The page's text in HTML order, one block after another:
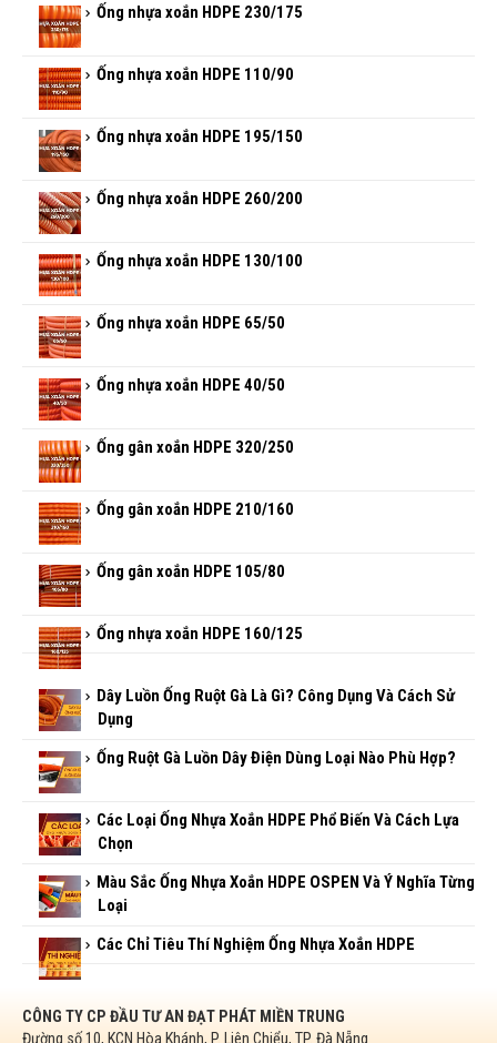
Ống nhựa xoắn HDPE 230/175
Ống nhựa xoắn HDPE 110/90
Ống nhựa xoắn HDPE 195/150
Ống nhựa xoắn HDPE 260/200
Ống nhựa xoắn HDPE 130/100
Ống nhựa xoắn HDPE 65/50
Ống nhựa xoắn HDPE 40/50
Ống gân xoắn HDPE 320/250
Ống gân xoắn HDPE 210/160
Ống gân xoắn HDPE 105/80
Ống nhựa xoắn HDPE 160/125
Dây Luồn Ống Ruột Gà Là Gì? Công Dụng Và Cách Sử
Dụng
Ống Ruột Gà Luồn Dây Điện Dùng Loại Nào Phù Hợp?
Các Loại Ống Nhựa Xoắn HDPE Phổ Biến Và Cách Lựa
Chọn
Màu Sắc Ống Nhựa Xoắn HDPE OSPEN Và Ý Nghĩa Từng
Loại
Các Chỉ Tiêu Thí Nghiệm Ống Nhựa Xoắn HDPE
CÔNG TY CP ĐẦU TƯ AN ĐẠT PHÁT MIỀN TRUNG
Đường số 10, KCN Hòa Khánh, P. Liên Chiểu, TP. Đà Nẵng